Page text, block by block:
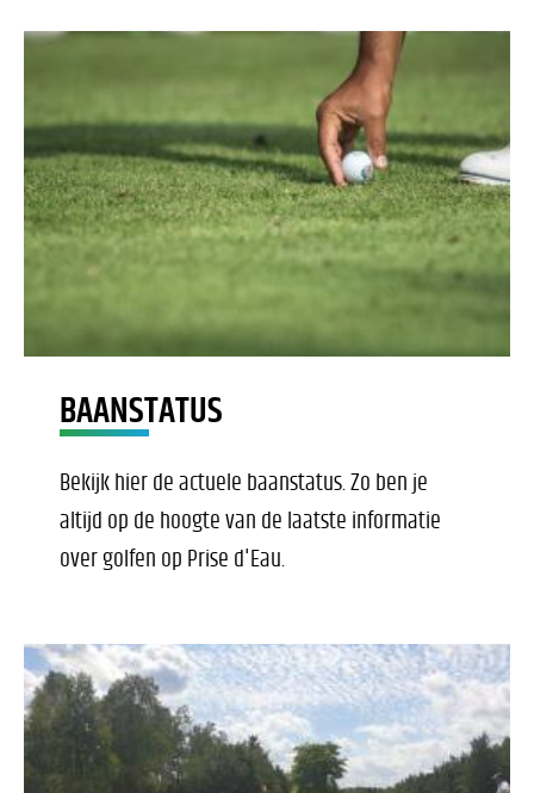
BAANSTATUS
Bekijk hier de actuele baanstatus. Zo ben je
altijd op de hoogte van de laatste informatie
over golfen op Prise d'Eau.